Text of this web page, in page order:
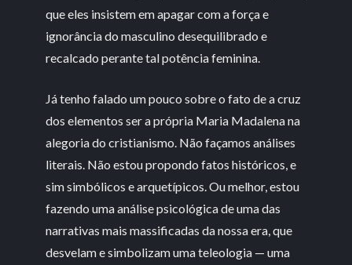
que eles insistem em apagar com a força e
ignorância do masculino desequilibrado e
recalcado perante tal potência feminina.
Já tenho falado um pouco sobre o fato de a cruz
dos elementos ser a própria Maria Madalena na
alegoria do cristianismo. Não façamos análises
literais. Não estou propondo fatos históricos, e
sim simbólicos e arquetípicos. Ou melhor, estou
fazendo uma análise psicológica de uma das
narrativas mais massificadas da nossa era, que
desvelam e simbolizam uma teleologia — uma